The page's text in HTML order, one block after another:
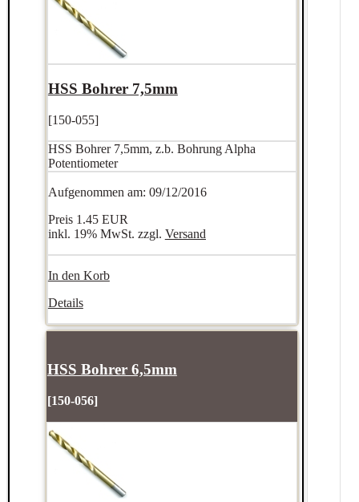
HSS Bohrer 7,5mm
[150-055]
HSS Bohrer 7,5mm, z.b. Bohrung Alpha
Potentiometer
Aufgenommen am: 09/12/2016
Preis 1.45 EUR
inkl. 19% MwSt. zzgl. Versand
In den Korb
Details
HSS Bohrer 6,5mm
[150-056]